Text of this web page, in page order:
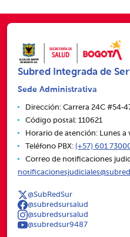
Subred Integrada de
Sede Administrativa
Dirección: Carrera 24C
Código postal: 110621
Horario de atención: Lunes a
Teléfono PBX: (+57) 601
Correo de notificaciones
@SubRedSur
@subredsursalud
@subredsursalud
@subredsur9487